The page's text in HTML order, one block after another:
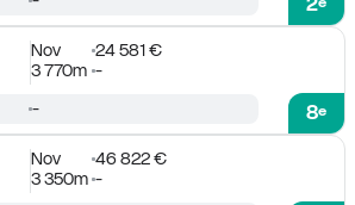
Nov
24 581 €
3 770m -
8e
-
Nov
46 822 €
3 350m -